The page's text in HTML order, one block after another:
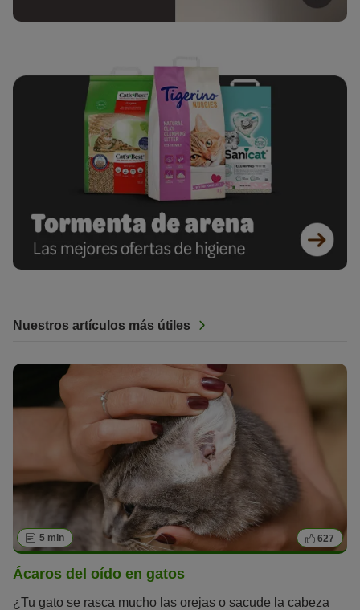
Nuestros artículos más útiles
5 min 627
Ácaros del oído en gatos
¿Tu gato se rasca mucho las orejas o sacude la cabeza